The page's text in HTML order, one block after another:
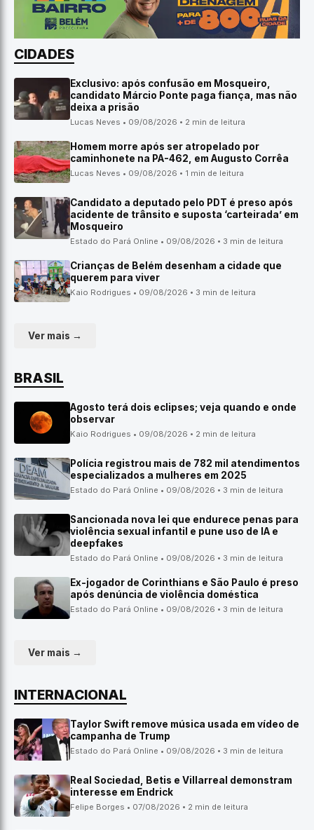
CIDADES
Exclusivo: após confusão em Mosqueiro,
candidato Márcio Ponte paga fiança, mas não
deixa a prisão
Lucas Neves • 09/08/2026 • 2 min de leitura
Homem morre após ser atropelado por
caminhonete na PA-462, em Augusto Corrêa
Lucas Neves • 09/08/2026 • 1 min de leitura
Candidato a deputado pelo PDT é preso após
acidente de trânsito e suposta ‘carteirada’ em
Mosqueiro
Estado do Pará Online • 09/08/2026 • 3 min de leitura
Crianças de Belém desenham a cidade que
querem para viver
Kaio Rodrigues • 09/08/2026 • 3 min de leitura
Ver mais →
BRASIL
Agosto terá dois eclipses; veja quando e onde
observar
Kaio Rodrigues • 09/08/2026 • 2 min de leitura
Polícia registrou mais de 782 mil atendimentos
especializados a mulheres em 2025
Estado do Pará Online • 09/08/2026 • 3 min de leitura
Sancionada nova lei que endurece penas para
violência sexual infantil e pune uso de IA e
deepfakes
Estado do Pará Online • 09/08/2026 • 3 min de leitura
Ex-jogador de Corinthians e São Paulo é preso
após denúncia de violência doméstica
Estado do Pará Online • 09/08/2026 • 3 min de leitura
Ver mais →
INTERNACIONAL
Taylor Swift remove música usada em vídeo de
campanha de Trump
Estado do Pará Online • 09/08/2026 • 3 min de leitura
Real Sociedad, Betis e Villarreal demonstram
interesse em Endrick
Felipe Borges • 07/08/2026 • 2 min de leitura